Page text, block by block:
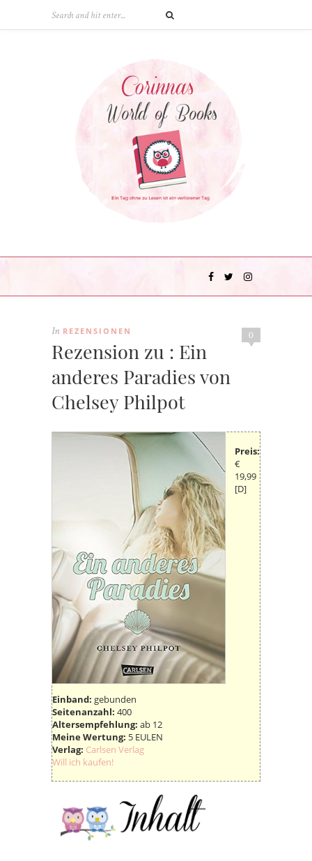
0
In REZENSIONEN
Rezension zu : Ein
anderes Paradies von
Chelsey Philpot
Preis:
€
19,99
[D]
Einband: gebunden
Seitenanzahl: 400
Altersempfehlung: ab 12
Meine Wertung: 5 EULEN
Verlag: Carlsen Verlag
Will ich kaufen!